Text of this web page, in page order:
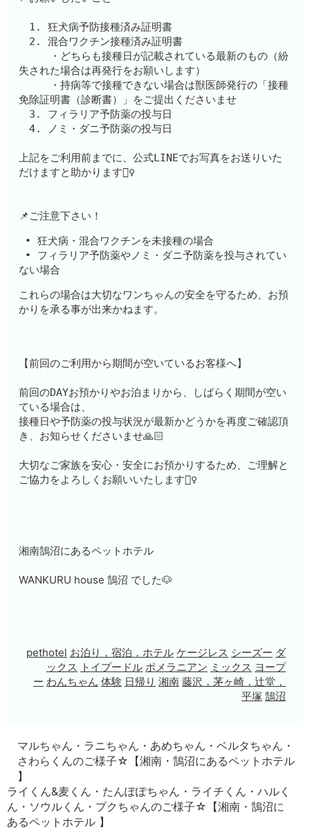
1. 狂犬病予防接種済み証明書
2. 混合ワクチン接種済み証明書
・どちらも接種日が記載されている最新のもの（紛
失された場合は再発行をお願いします）
・持病等で接種できない場合は獣医師発行の「接種
免除証明書（診断書）」をご提出くださいませ
3. フィラリア予防薬の投与日
4. ノミ・ダニ予防薬の投与日
上記をご利用前までに、公式LINEでお写真をお送りいた
だけますと助かります🙇‍♀️
📌ご注意下さい！
• 狂犬病・混合ワクチンを未接種の場合
ない場合
これらの場合は大切なワンちゃんの安全を守るため、お預
かりを承る事が出来かねます。
【前回のご利用から期間が空いているお客様へ】
前回のDAYお預かりやお泊まりから、しばらく期間が空い
ている場合は、
接種日や予防薬の投与状況が最新かどうかを再度ご確認頂
き、お知らせくださいませ🙏🏻
大切なご家族を安心・安全にお預かりするため、ご理解と
ご協力をよろしくお願いいたします🙇‍♀️
湘南鵠沼にあるペットホテル
WANKURU house 鵠沼 でした🐶
pethotel お泊り，宿泊，ホテル ケージレス シーズー ダ
ックス トイプードル ポメラニアン ミックス ヨープ
ー わんちゃん 体験 日帰り 湘南 藤沢，茅ヶ崎，辻堂，
平塚 鵠沼
マルちゃん・ラニちゃん・あめちゃん・ベルタちゃん・
さわらくんのご様子☆【湘南・鵠沼にあるペットホテル
】
ライくん&麦くん・たんぽぽちゃん・ライチくん・ハルく
ん・ソウルくん・プクちゃんのご様子☆【湘南・鵠沼に
あるペットホテル 】